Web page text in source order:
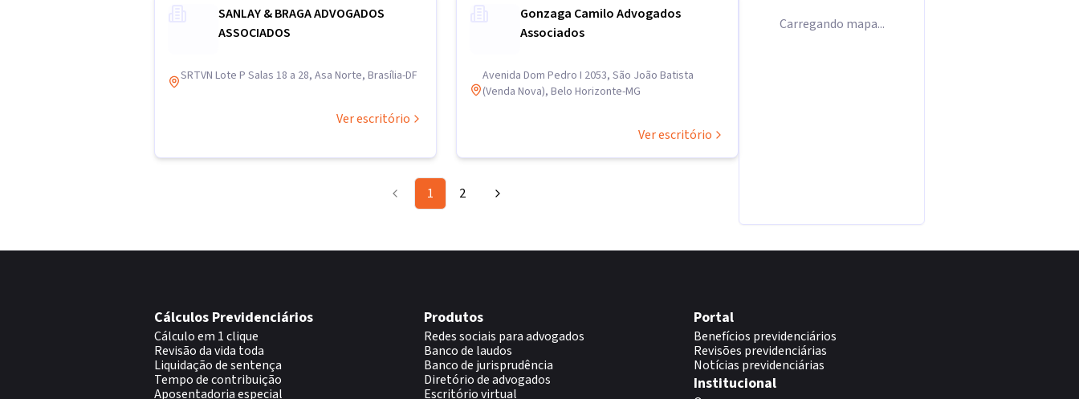
SANLAY & BRAGA ADVOGADOS
ASSOCIADOS
SRTVN Lote P Salas 18 a 28, Asa Norte, Brasília-DF
Ver escritório
Gonzaga Camilo Advogados
Associados
Avenida Dom Pedro I 2053, São João Batista
(Venda Nova), Belo Horizonte-MG
Ver escritório
1 2
Carregando mapa...
Cálculos Previdenciários
Cálculo em 1 clique
Revisão da vida toda
Liquidação de sentença
Tempo de contribuição
Aposentadoria especial
Produtos
Redes sociais para advogados
Banco de laudos
Banco de jurisprudência
Diretório de advogados
Escritório virtual
Portal
Benefícios previdenciários
Revisões previdenciárias
Notícias previdenciárias
Institucional